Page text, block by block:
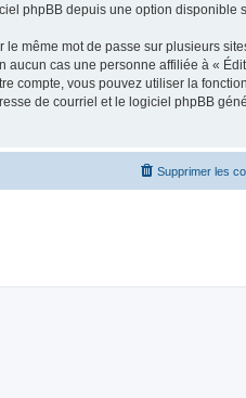
phpBB depuis une option disponible
même mot de passe sur plusieurs
cas une personne affiliée à «
compte, vous pouvez utiliser la
de courriel et le logiciel phpBB
Supprimer les